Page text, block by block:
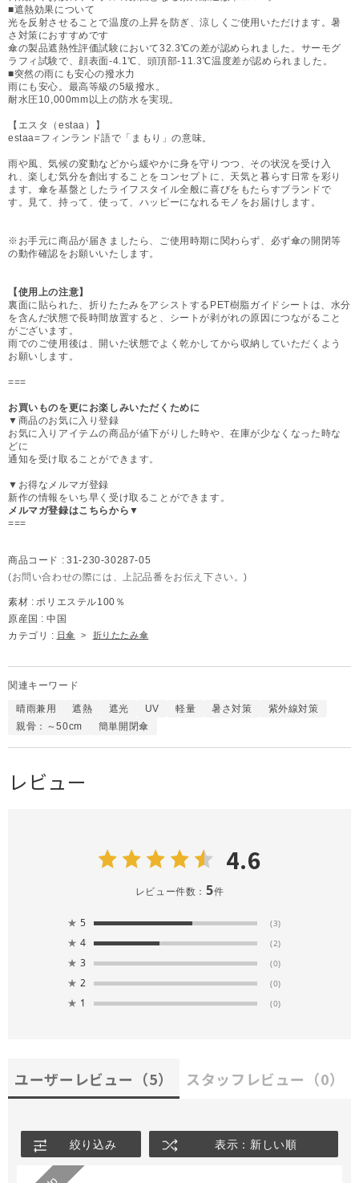
■遮熱効果について
光を反射させることで温度の上昇を防ぎ、涼しくご使用いただけます。暑
さ対策におすすめです
傘の製品遮熱性評価試験において32.3℃の差が認められました。サーモグ
ラフィ試験で、顔表面-4.1℃、頭頂部-11.3℃温度差が認められました。
■突然の雨にも安心の撥水力
雨にも安心。最高等級の5級撥水。
耐水圧10,000mm以上の防水を実現。
【エスタ（estaa）】
estaa=フィンランド語で「まもり」の意味。
雨や風、気候の変動などから緩やかに身を守りつつ、その状況を受け入
れ、楽しむ気分を創出することをコンセプトに、天気と暮らす日常を彩り
ます。傘を基盤としたライフスタイル全般に喜びをもたらすブランドで
す。見て、持って、使って、ハッピーになれるモノをお届けします。
※お手元に商品が届きましたら、ご使用時期に関わらず、必ず傘の開閉等
の動作確認をお願いいたします。
【使用上の注意】
裏面に貼られた、折りたたみをアシストするPET樹脂ガイドシートは、水分
を含んだ状態で長時間放置すると、シートが剥がれの原因につながること
がございます。
雨でのご使用後は、開いた状態でよく乾かしてから収納していただくよう
お願いします。
===
お買いものを更にお楽しみいただくために
▼商品のお気に入り登録
お気に入りアイテムの商品が値下がりした時や、在庫が少なくなった時な
どに
通知を受け取ることができます。
▼お得なメルマガ登録
新作の情報をいち早く受け取ることができます。
メルマガ登録はこちらから▼
===
商品コード : 31-230-30287-05
(お問い合わせの際には、上記品番をお伝え下さい。)
素材 : ポリエステル100％
原産国 : 中国
カテゴリ : 日傘 > 折りたたみ傘
関連キーワード
晴雨兼用 遮熱 遮光 UV 軽量 暑さ対策
紫外線対策
親骨：～50cm
簡単開閉傘
レビュー
4.6
レビュー件数： 5件
★ 5 (3)
★ 4 (2)
★ 3 (0)
★ 2 (0)
★ 1 (0)
ユーザーレビュー （5） スタッフレビュー （0）
絞り込み 表示：新しい順